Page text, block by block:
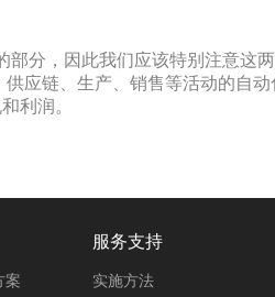
分，因此我们应该特别注意这
应链、生产、销售等活动的自
利润。
案
服务支持
实施方法